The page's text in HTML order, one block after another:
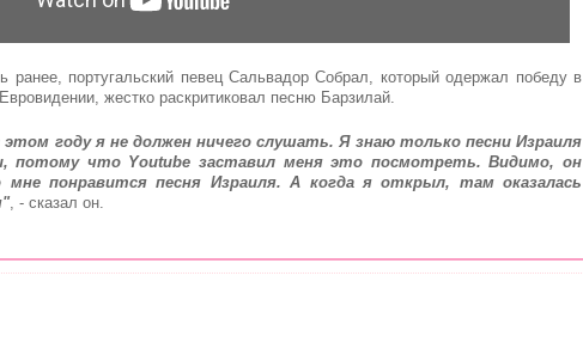
ранее, португальский певец Сальвадор Собрал, который одержал победу в
жестко раскритиковал песню Барзилай.
году я не должен ничего слушать. Я знаю только песни Израиля
потому что Youtube заставил меня это посмотреть. Видимо, он
мне понравится песня Израиля. А когда я открыл, там оказалась
, - сказал он.